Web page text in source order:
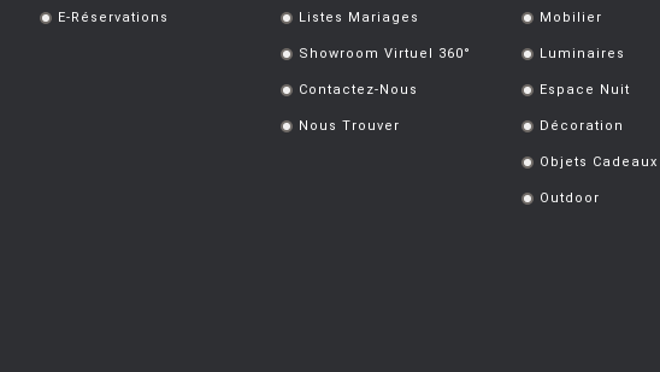
. E-Réservations . Listes Mariages
. Showroom Virtuel 360°
. Contactez-Nous
. Nous Trouver
. Mobilier
. Luminaires
. Espace Nuit
. Décoration
. Objets Cadeaux
. Outdoor